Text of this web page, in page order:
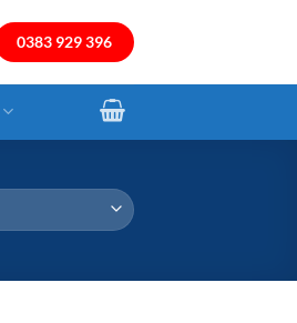
0383 929 396